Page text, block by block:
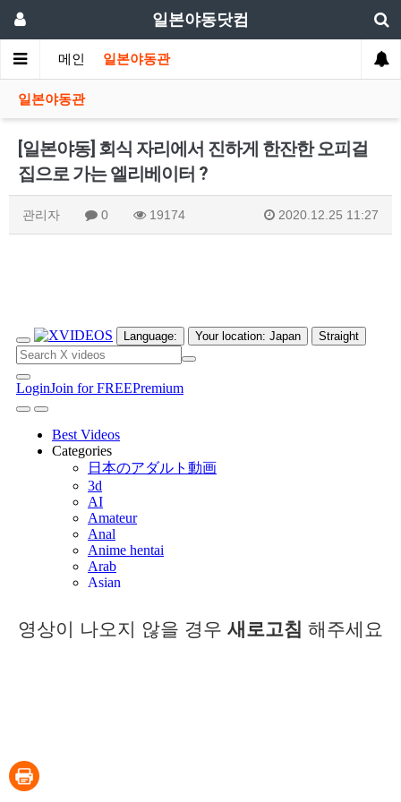
일본야동닷컴
메인 일본야동관
일본야동관
[일본야동] 회식 자리에서 진하게 한잔한 오피걸
집으로 가는 엘리베이터 ?
관리자 0 19174 2020.12.25 11:27
영상이 나오지 않을 경우 새로고침 해주세요